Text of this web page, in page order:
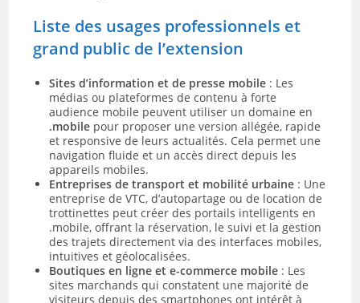
Liste des usages professionnels et
grand public de l’extension
Sites d’information et de presse mobile : Les
médias ou plateformes de contenu à forte
audience mobile peuvent utiliser un domaine en
.mobile pour proposer une version allégée, rapide
et responsive de leurs actualités. Cela permet une
navigation fluide et un accès direct depuis les
appareils mobiles.
Entreprises de transport et mobilité urbaine : Une
entreprise de VTC, d’autopartage ou de location de
trottinettes peut créer des portails intelligents en
.mobile, offrant la réservation, le suivi et la gestion
des trajets directement via des interfaces mobiles,
intuitives et géolocalisées.
Boutiques en ligne et e-commerce mobile : Les
sites marchands qui constatent une majorité de
visiteurs depuis des smartphones ont intérêt à